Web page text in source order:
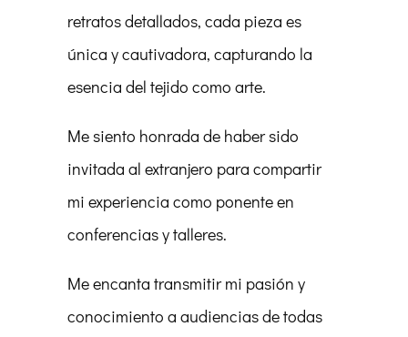
retratos detallados, cada pieza es
única y cautivadora, capturando la
esencia del tejido como arte.
Me siento honrada de haber sido
invitada al extranjero para compartir
mi experiencia como ponente en
conferencias y talleres.
Me encanta transmitir mi pasión y
conocimiento a audiencias de todas